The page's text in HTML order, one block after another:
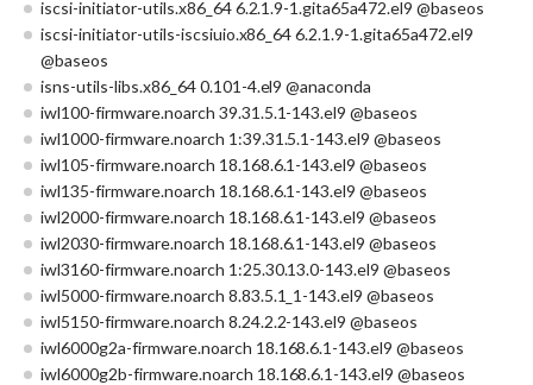
iscsi-initiator-utils.x86_64 6.2.1.9-1.gita65a472.el9 @baseos
iscsi-initiator-utils-iscsiuio.x86_64 6.2.1.9-1.gita65a472.el9
@baseos
isns-utils-libs.x86_64 0.101-4.el9 @anaconda
iwl100-firmware.noarch 39.31.5.1-143.el9 @baseos
iwl1000-firmware.noarch 1:39.31.5.1-143.el9 @baseos
iwl105-firmware.noarch 18.168.6.1-143.el9 @baseos
iwl135-firmware.noarch 18.168.6.1-143.el9 @baseos
iwl2000-firmware.noarch 18.168.6.1-143.el9 @baseos
iwl2030-firmware.noarch 18.168.6.1-143.el9 @baseos
iwl3160-firmware.noarch 1:25.30.13.0-143.el9 @baseos
iwl5000-firmware.noarch 8.83.5.1_1-143.el9 @baseos
iwl5150-firmware.noarch 8.24.2.2-143.el9 @baseos
iwl6000g2a-firmware.noarch 18.168.6.1-143.el9 @baseos
iwl6000g2b-firmware.noarch 18.168.6.1-143.el9 @baseos